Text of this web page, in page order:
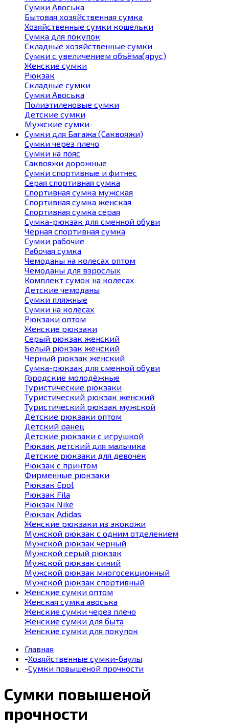
Сумки Авоська
Бытовая хозяйственная сумка
Хозяйственные сумки кошельки
Сумка для покупок
Складные хозяйственные сумки
Сумки с увеличением объёма(ярус)
Женские сумки
Рюкзак
Складные сумки
Сумки Авоська
Полиэтиленовые сумки
Детские сумки
Мужские сумки
Сумки для Багажа (Саквояжи)
Сумки через плечо
Сумки на пояс
Саквояжи дорожные
Сумки спортивные и фитнес
Серая спортивная сумка
Спортивная сумка мужская
Спортивная сумка женская
Спортивная сумка серая
Сумка-рюкзак для сменной обуви
Черная спортивная сумка
Сумки рабочие
Рабочая сумка
Чемоданы на колесах оптом
Чемоданы для взрослых
Комплект сумок на колесах
Детские чемоданы
Сумки пляжные
Сумки на колёсах
Рюкзаки оптом
Женские рюкзаки
Серый рюкзак женский
Белый рюкзак женский
Черный рюкзак женский
Сумка-рюкзак для сменной обуви
Городские молодёжные
Туристические рюкзаки
Туристический рюкзак женский
Туристический рюкзак мужской
Детские рюкзаки оптом
Детский ранец
Детские рюкзаки с игрушкой
Рюкзак детский для мальчика
Детские рюкзаки для девочек
Рюкзак с принтом
Фирменные рюкзаки
Рюкзак Epol
Рюкзак Fila
Рюкзак Nike
Рюкзак Adidas
Женские рюкзаки из экокожи
Мужской рюкзак с одним отделением
Мужской рюкзак черный
Мужской серый рюкзак
Мужской рюкзак синий
Мужской рюкзак многосекционный
Мужской рюкзак спортивный
Женские сумки оптом
Женская сумка авоська
Женские сумки через плечо
Женские сумки для быта
Женские сумки для покупок
Главная
-Хозяйственные сумки-баулы
-Сумки повышеной прочности
Сумки повышеной
прочности